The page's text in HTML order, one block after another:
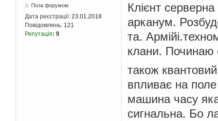
Поза форумом
Дата реєстрації: 23.01.2018
Повідомлень: 121
Репутація: 9
Клієнт серверна
арканум.
та.
клани. Починаю
також
впливає на
машина часу
сигнальна. Бо